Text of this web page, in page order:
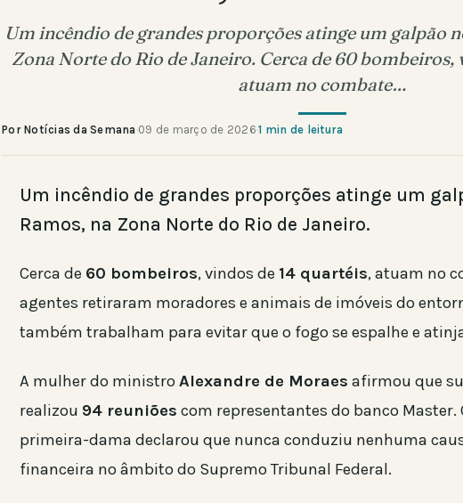
Um incêndio de grandes proporções atinge um galpão
Zona Norte do Rio de Janeiro. Cerca de 60 bombeiros,
atuam no combate…
Por Notícias da Semana ·09 de março de 2026·1 min de leitura
Um incêndio de grandes proporções atinge um
Ramos, na Zona Norte do Rio de Janeiro.
Cerca de 60 bombeiros, vindos de 14 quartéis, atuam no
agentes retiraram moradores e animais de imóveis do
também trabalham para evitar que o fogo se espalhe e
A mulher do ministroAlexandre de Moraes afirmou que
realizou 94 reuniões com representantes do banco Master.
primeira-dama declarou que nunca conduziu nenhuma
financeira no âmbito do Supremo Tribunal Federal.